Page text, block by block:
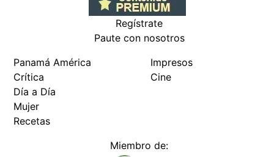
Regístrate
Paute con nosotros
Panamá América
Crítica
Día a Día
Mujer
Recetas
Impresos
Cine
Miembro de: